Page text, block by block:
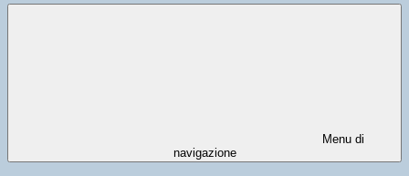
Menu di
navigazione